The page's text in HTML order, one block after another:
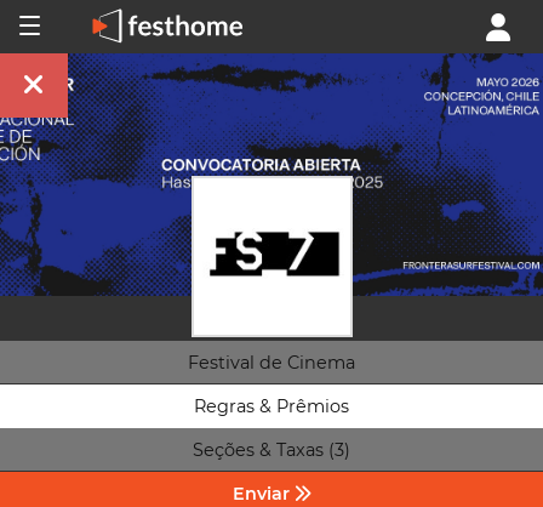
Festival de Cinema
Regras & Prêmios
Seções & Taxas (3)
Enviar